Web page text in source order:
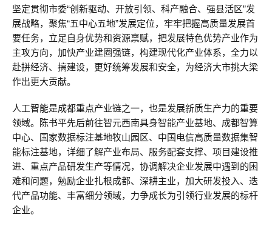
坚定贯彻市委“创新驱动、开放引领、科产融合、强县活区”发
展战略，聚焦“五中心五地”发展定位，牢牢把握高质量发展首
要任务，立足自身优势和资源禀赋，把发展特色优势产业作为
主攻方向，加快产业建圈强链，构建现代化产业体系，全力以
赴拼经济、搞建设，更好统筹发展和安全，为经济大市挑大梁
作出更大贡献。
人工智能是成都重点产业链之一，也是发展新质生产力的重要
领域。陈书平先后前往智元西南具身智能产业基地、成都智算
中心、国家数据标注基地牧山园区、中国电信高质量数据集智
能标注基地，详细了解产业布局、服务配套支撑、项目建设推
进、重点产品研发生产等情况，协调解决企业发展中遇到的困
难和问题，勉励企业扎根成都、深耕主业，加大研发投入、迭
代产品功能、丰富细分领域，力争成长为引领行业发展的标杆
企业。